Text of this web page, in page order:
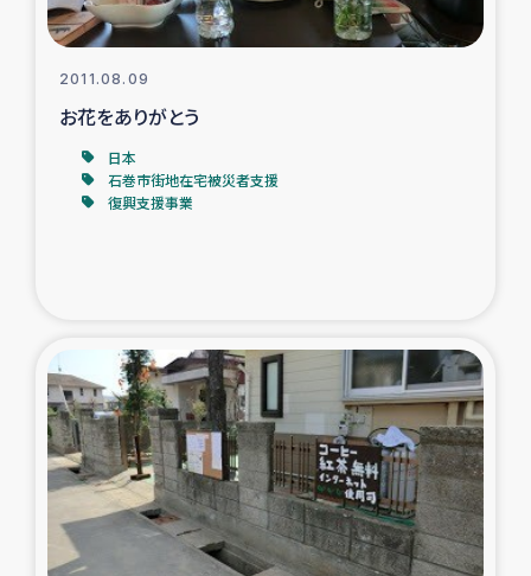
民際教育事業
ミャンマー緊急支援
タイ国境ミャンマー移民子ども支援
漁民によるマングローブ植林活動
レバノンでのシリア難民への食糧・越冬支援
2011.08.09
お花をありがとう
日本
石巻市街地在宅被災者支援
復興支援事業